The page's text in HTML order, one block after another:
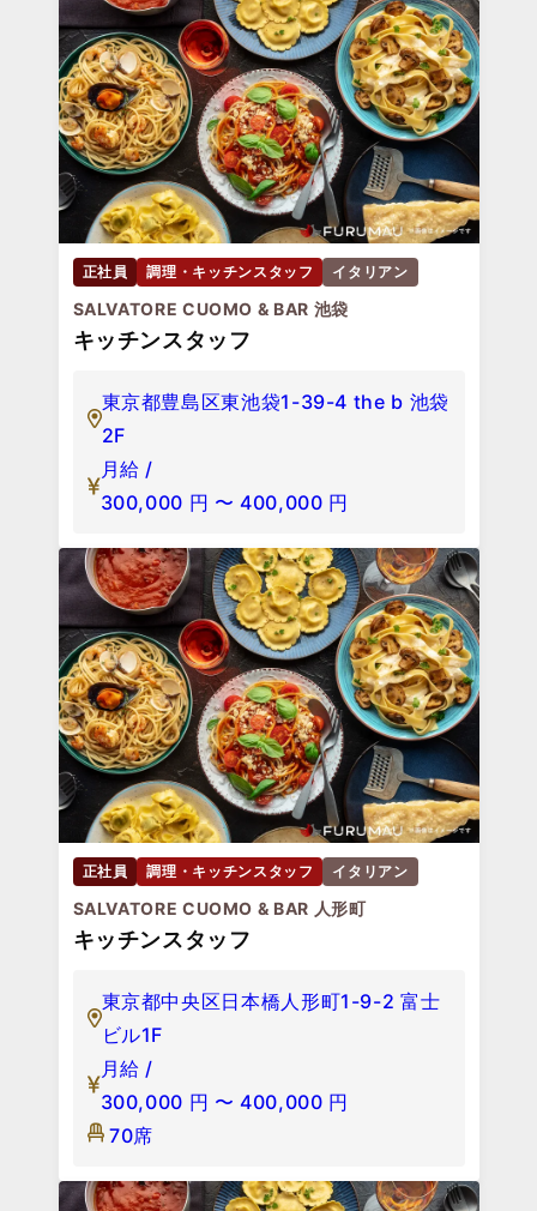
正社員 調理・キッチンスタッフ イタリアン
SALVATORE CUOMO & BAR 池袋
キッチンスタッフ
東京都豊島区東池袋1-39-4 the b 池袋
2F
月給 /
300,000 円 〜 400,000 円
正社員 調理・キッチンスタッフ イタリアン
SALVATORE CUOMO & BAR 人形町
キッチンスタッフ
東京都中央区日本橋人形町1-9-2 富士
ビル1F
月給 /
300,000 円 〜 400,000 円
70席